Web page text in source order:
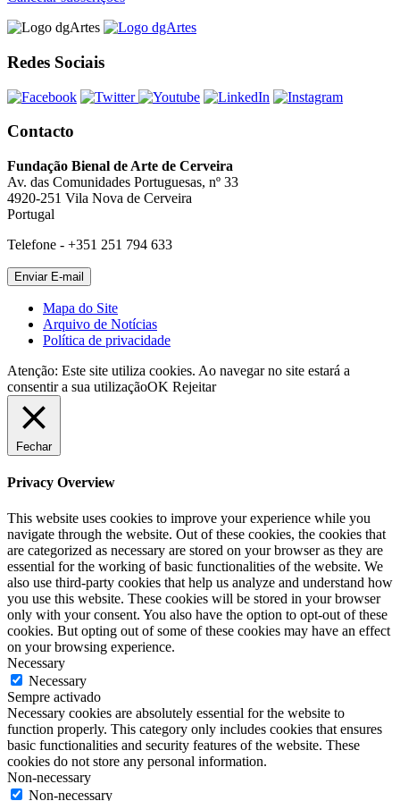
Redes Sociais
Contacto
Fundação Bienal de Arte de Cerveira
Av. das Comunidades Portuguesas, nº 33
4920-251 Vila Nova de Cerveira
Portugal
Telefone - +351 251 794 633
Mapa do Site
Arquivo de Notícias
Política de privacidade
Atenção: Este site utiliza cookies. Ao navegar no site estará a
consentir a sua utilizaçãoOK Rejeitar
Fechar
Privacy Overview
This website uses cookies to improve your experience while you
navigate through the website. Out of these cookies, the cookies that
are categorized as necessary are stored on your browser as they are
essential for the working of basic functionalities of the website. We
also use third-party cookies that help us analyze and understand how
you use this website. These cookies will be stored in your browser
only with your consent. You also have the option to opt-out of these
cookies. But opting out of some of these cookies may have an effect
on your browsing experience.
Necessary
Necessary
Sempre activado
Necessary cookies are absolutely essential for the website to
function properly. This category only includes cookies that ensures
basic functionalities and security features of the website. These
cookies do not store any personal information.
Non-necessary
Non-necessary